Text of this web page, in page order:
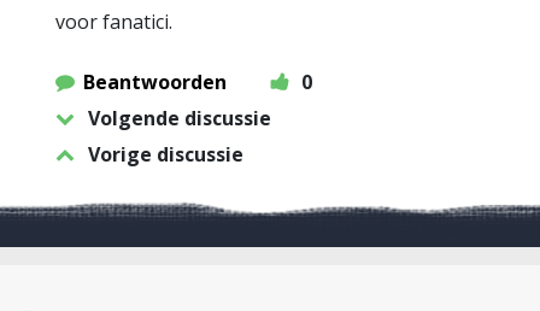
voor fanatici.
Beantwoorden
0
Volgende discussie
Vorige discussie